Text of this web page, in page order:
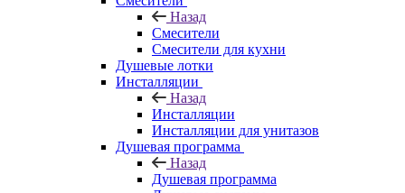
Назад
Смесители
Смесители для кухни
Душевые лотки
Инсталляции
Назад
Инсталляции
Инсталляции для унитазов
Душевая программа
Назад
Душевая программа